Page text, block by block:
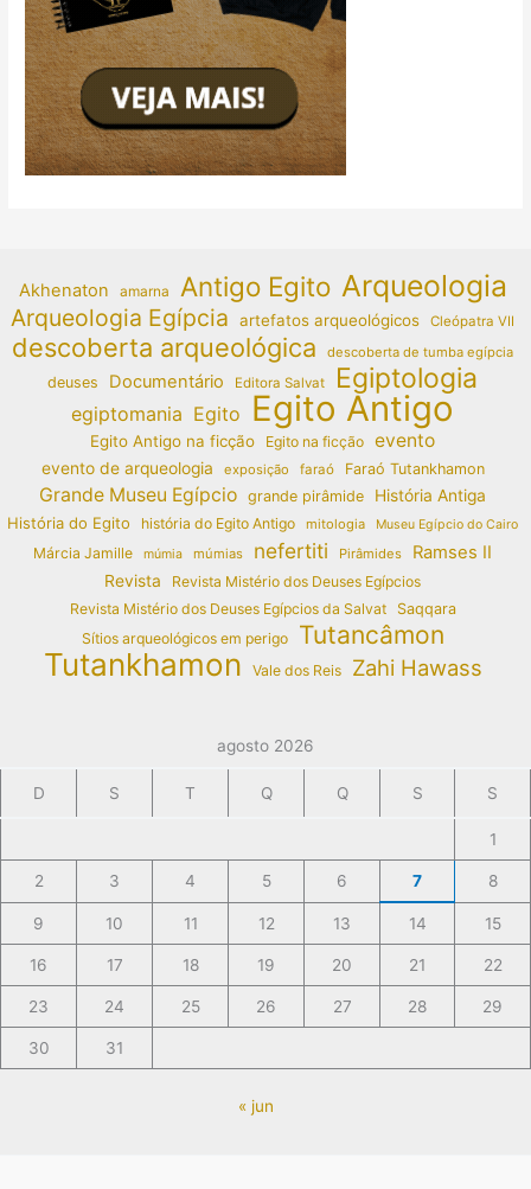
Akhenaton amarna Antigo Egito Arqueologia
Arqueologia Egípcia artefatos arqueológicos Cleópatra VII
descoberta arqueológica descoberta de tumba egípcia
deuses Documentário Editora Salvat Egiptologia
egiptomania Egito Egito Antigo
Egito Antigo na ficção Egito na ficção evento
evento de arqueologia exposição faraó Faraó Tutankhamon
Grande Museu Egípcio grande pirâmide
História Antiga
História do Egito
história do Egito Antigo mitologia Museu Egípcio do Cairo
Márcia Jamille múmia múmias nefertiti Pirâmides Ramses II
Revista
Revista Mistério dos Deuses Egípcios
Revista Mistério dos Deuses Egípcios da Salvat
Saqqara
Sítios arqueológicos em perigo
Tutancâmon
Tutankhamon Vale dos Reis Zahi Hawass
agosto 2026
D S T Q Q S S
1
2 3 4 5 6 7 8
9 10 11 12 13 14 15
16 17 18 19 20 21 22
23 24 25 26 27 28 29
30 31
« jun